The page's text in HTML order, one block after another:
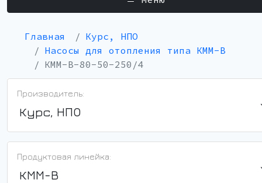
Главная
Курс, НПО
Насосы для отопления типа КММ-В
КММ-В-80-50-250/4
Производитель:
Курс, НПО
Продуктовая линейка:
КММ-В